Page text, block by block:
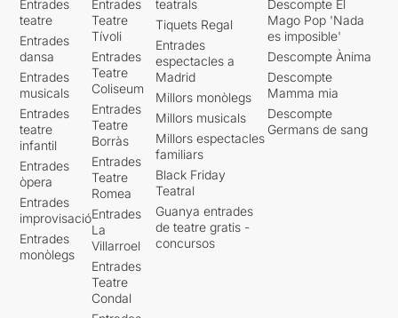
Entrades
teatre
Entrades
dansa
Entrades
musicals
Entrades
teatre
infantil
Entrades
òpera
Entrades
improvisació
Entrades
monòlegs
Entrades
Teatre
Tívoli
Entrades
Teatre
Coliseum
Entrades
Teatre
Borràs
Entrades
Teatre
Romea
Entrades
La
Villarroel
Entrades
Teatre
Condal
teatrals
Tiquets Regal
Entrades
espectacles a
Madrid
Millors monòlegs
Millors musicals
Millors espectacles
familiars
Black Friday
Teatral
Guanya entrades
de teatre gratis -
concursos
Descompte El
Mago Pop 'Nada
es imposible'
Descompte Ànima
Descompte
Mamma mia
Descompte
Germans de sang